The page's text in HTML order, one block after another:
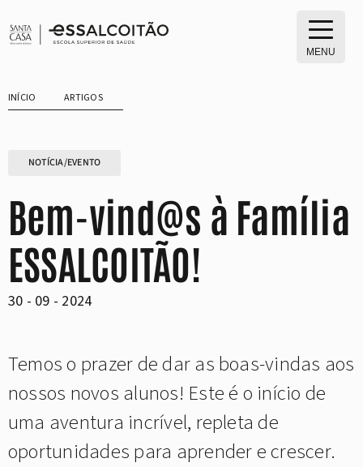
para
MENU
INÍCIO ARTIGOS
NOTÍCIA/EVENTO
Bem-vind@s à Família
ESSALCOITÃO!
30 - 09 - 2024
Temos o prazer de dar as boas-vindas aos
nossos novos alunos! Este é o início de
uma aventura incrível, repleta de
oportunidades para aprender e crescer.